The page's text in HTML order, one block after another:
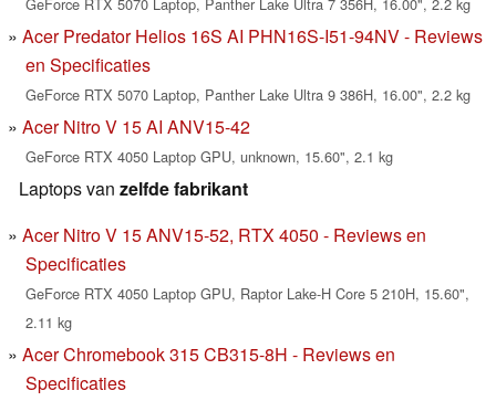
Acer Predator Helios 16S AI PHN16S-I51-94NV - Reviews
en Specificaties
GeForce RTX 5070 Laptop, Panther Lake Ultra 9 386H, 16.00", 2.2 kg
Acer Nitro V 15 AI ANV15-42
GeForce RTX 4050 Laptop GPU, unknown, 15.60", 2.1 kg
Laptops van zelfde fabrikant
Acer Nitro V 15 ANV15-52, RTX 4050 - Reviews en
Specificaties
GeForce RTX 4050 Laptop GPU, Raptor Lake-H Core 5 210H, 15.60",
2.11 kg
Acer Chromebook 315 CB315-8H - Reviews en
Specificaties